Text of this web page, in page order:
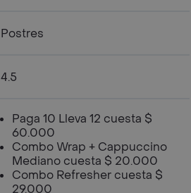
Postres
4.5
Paga 10 Lleva 12 cuesta $
60.000
Combo Wrap + Cappuccino
Mediano cuesta $ 20.000
Combo Refresher cuesta $
29.000